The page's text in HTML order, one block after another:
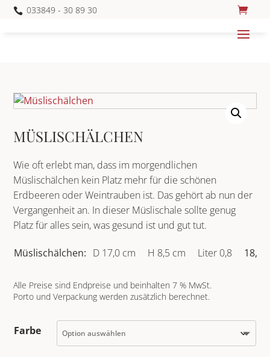
 033849 - 30 89 30
MÜSLISCHÄLCHEN
Wie oft erlebt man, dass im morgendlichen
Müslischälchen kein Platz mehr für die schönen
Erdbeeren oder Weintrauben ist. Das gehört ab nun der
Vergangenheit an. In dieser Müslischale sollte genug
Platz für alles sein, was gesund ist und gut tut.
Müslischälchen: D 17,0 cm H 8,5 cm Liter 0,8
Alle Preise sind Endpreise und beinhalten 7 % MwSt.
Porto und Verpackung werden zusätzlich berechnet.
Farbe